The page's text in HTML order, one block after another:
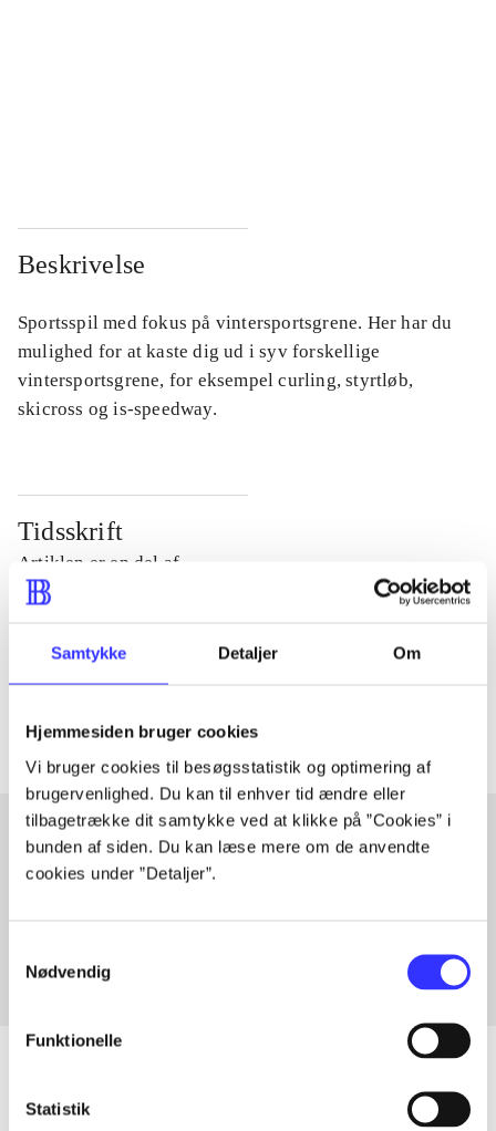
Samtykke Detaljer Om
Hjemmesiden bruger cookies
Vi bruger cookies til besøgsstatistik og optimering af
brugervenlighed. Du kan til enhver tid ændre eller
tilbagetrække dit samtykke ved at klikke på ”Cookies” i
bunden af siden. Du kan læse mere om de anvendte
cookies under ”Detaljer”.
Nødvendig
Funktionelle
Statistik
Beskrivelse
Sportsspil med fokus på vintersportsgrene. Her har du
mulighed for at kaste dig ud i syv forskellige
vintersportsgrene, for eksempel curling, styrtløb,
skicross og is-speedway.
Tidsskrift
Artiklen er en del af
Tidsskrift
Artiklerne i handler ofte om
Artikler med samme emner